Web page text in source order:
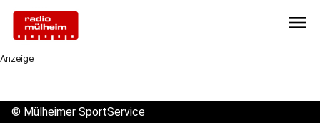
menu
Anzeige
© Mülheimer SportService